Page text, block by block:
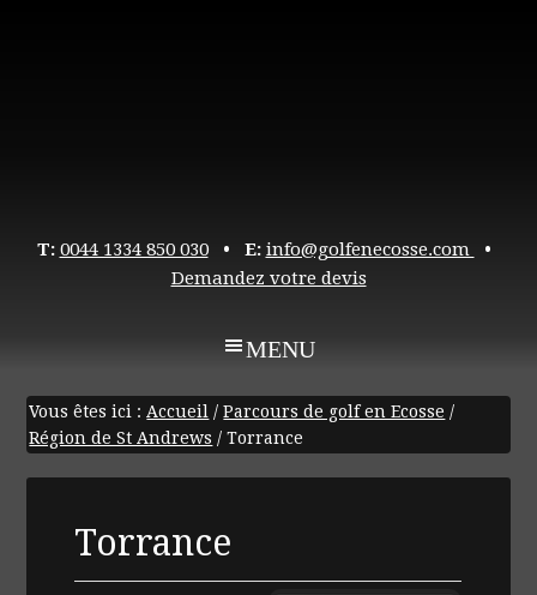
T: 0044 1334 850 030• E: info@golfenecosse.com
•
Demandez votre devis
Vous êtes ici :Accueil / Parcours de golf en Ecosse /
Région de St Andrews / Torrance
Torrance